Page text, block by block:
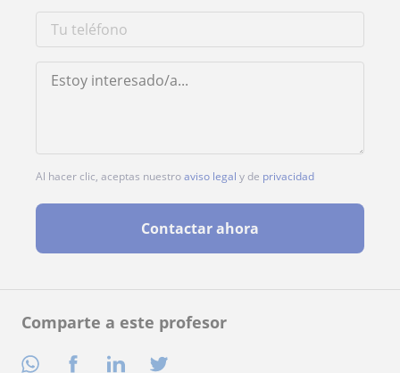
Comparte a este profesor
Al hacer clic, aceptas nuestroaviso legal y de privacidad
Contactar ahora